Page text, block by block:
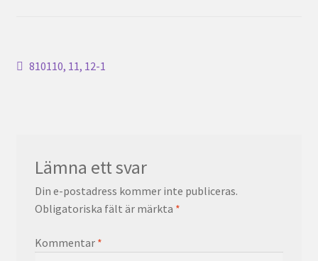
Inläggsnavigering
Föregående
810110, 11, 12-1
Lämna ett svar
Din e-postadress kommer inte publiceras.
Obligatoriska fält är märkta *
Kommentar *